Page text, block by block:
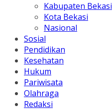
Kabupaten Bekasi
Kota Bekasi
Nasional
Sosial
Pendidikan
Kesehatan
Hukum
Pariwisata
Olahraga
Redaksi